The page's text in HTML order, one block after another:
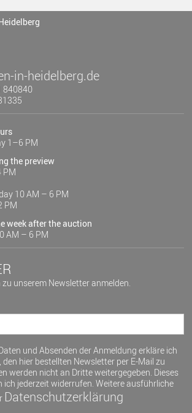
in-heidelberg.de
840840
1–6 PM
the preview
PM
10 AM – 6 PM
PM
week after the auction
AM – 6 PM
unserem Newsletter anmelden.
und Absenden der Anmeldung erkläre ich
hier bestellten Newsletter per E-Mail zu
werden nicht an Dritte weitergegeben. Dieses
ich jederzeit widerrufen. Weitere ausführliche
Datenschutzerklärung